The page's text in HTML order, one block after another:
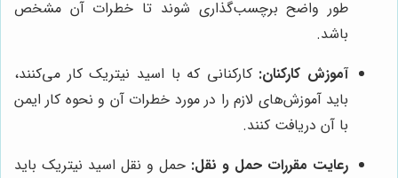
طور واضح برچسب‌گذاری شوند تا خطرات آن مشخص
باشد.
آموزش کارکنان: کارکنانی که با اسید نیتریک کار می‌کنند،
باید آموزش‌های لازم را در مورد خطرات آن و نحوه کار ایمن
با آن دریافت کنند.
رعایت مقررات حمل و نقل: حمل و نقل اسید نیتریک باید